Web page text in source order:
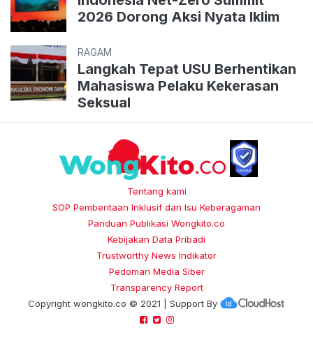
2026 Dorong Aksi Nyata Iklim
RAGAM
Langkah Tepat USU Berhentikan
Mahasiswa Pelaku Kekerasan
Seksual
Tentang kami
SOP Pemberitaan Inklusif dan Isu Keberagaman
Panduan Publikasi Wongkito.co
Kebijakan Data Pribadi
Trustworthy News Indikator
Pedoman Media Siber
Transparency Report
Copyright wongkito.co © 2021 | Support By